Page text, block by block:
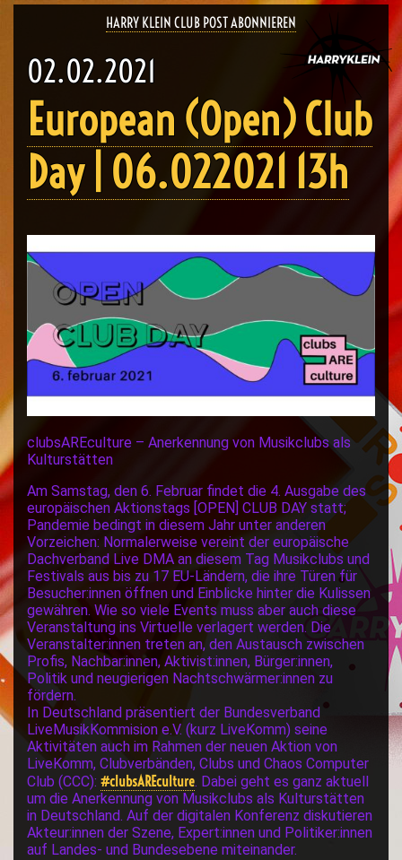
HARRY KLEIN CLUB POST ABONNIEREN
02.02.2021
European (Open) Club
Day | 06.022021 13h
clubsAREculture – Anerkennung von Musikclubs als
Kulturstätten
Am Samstag, den 6. Februar findet die 4. Ausgabe des
europäischen Aktionstags [OPEN] CLUB DAY statt;
Pandemie bedingt in diesem Jahr unter anderen
Vorzeichen: Normalerweise vereint der europäische
Dachverband Live DMA an diesem Tag Musikclubs und
Festivals aus bis zu 17 EU-Ländern, die ihre Türen für
Besucher:innen öffnen und Einblicke hinter die Kulissen
gewähren. Wie so viele Events muss aber auch diese
Veranstaltung ins Virtuelle verlagert werden. Die
Veranstalter:innen treten an, den Austausch zwischen
Profis, Nachbar:innen, Aktivist:innen, Bürger:innen,
Politik und neugierigen Nachtschwärmer:innen zu
fördern.
In Deutschland präsentiert der Bundesverband
LiveMusikKommision e.V. (kurz LiveKomm) seine
Aktivitäten auch im Rahmen der neuen Aktion von
LiveKomm, Clubverbänden, Clubs und Chaos Computer
Club (CCC): #clubsAREculture. Dabei geht es ganz aktuell
um die Anerkennung von Musikclubs als Kulturstätten
in Deutschland. Auf der digitalen Konferenz diskutieren
Akteur:innen der Szene, Expert:innen und Politiker:innen
auf Landes- und Bundesebene miteinander.